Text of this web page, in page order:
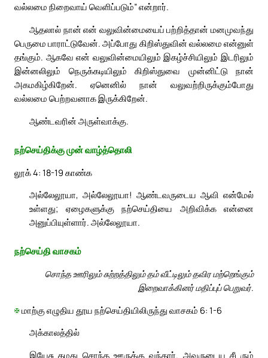
வல்லமை நிறைவாய் வெளிப்படும்” என்றார்.
ஆதலால் நான் என் வலுவின்மையைப் பற்றித்தான் மனமுவந்து
பெருமை பாராட்டுவேன். அப்போது கிறிஸ்துவின் வல்லமை என்னுள்
தங்கும். ஆகவே என் வலுவின்மையிலும் இகழ்ச்சியிலும் இடரிலும்
இன்னலிலும் நெருக்கடியிலும் கிறிஸ்துவை முன்னிட்டு நான்
அகமகிழ்கிறேன். ஏனெனில் நான் வலுவற்றிருக்கும்போது
வல்லமை பெற்றவனாக இருக்கிறேன்.
ஆண்டவரின் அருள்வாக்கு.
நற்செய்திக்கு முன் வாழ்த்தொலி
லூக் 4: 18-19 காண்க
அல்லேலூயா, அல்லேலூயா! ஆண்டவருடைய ஆவி என்மேல்
உள்ளது; ஏழைகளுக்கு நற்செய்தியை அறிவிக்க என்னை
அனுப்பியுள்ளார். அல்லேலூயா.
நற்செய்தி வாசகம்
சொந்த ஊரிலும் சுற்றத்திலும் தம் வீட்டிலும் தவிர மற்றெங்கும்
இறைவாக்கினர் மதிப்புப் பெறுவர்.
✠மாற்கு எழுதிய தூய நற்செய்தியிலிருந்து வாசகம் 6: 1-6
அக்காலத்தில்
இயேசு தமது சொந்த ஊருக்கு வந்தார். அவருடைய சீடரும்